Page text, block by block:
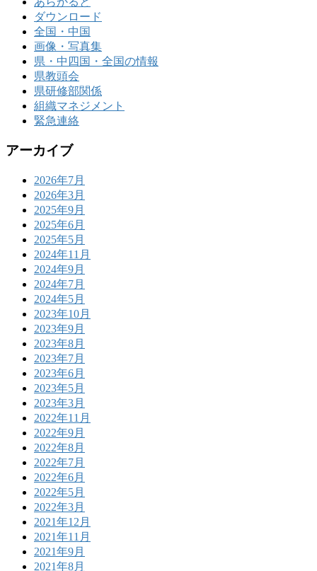
ダウンロード
全国・中国
画像・写真集
県・中四国・全国の情報
県教頭会
県研修部関係
組織マネジメント
緊急連絡
アーカイブ
2026年7月
2026年3月
2025年9月
2025年6月
2025年5月
2024年11月
2024年9月
2024年7月
2024年5月
2023年10月
2023年9月
2023年8月
2023年7月
2023年6月
2023年5月
2023年3月
2022年11月
2022年9月
2022年8月
2022年7月
2022年6月
2022年5月
2022年3月
2021年12月
2021年11月
2021年9月
2021年8月